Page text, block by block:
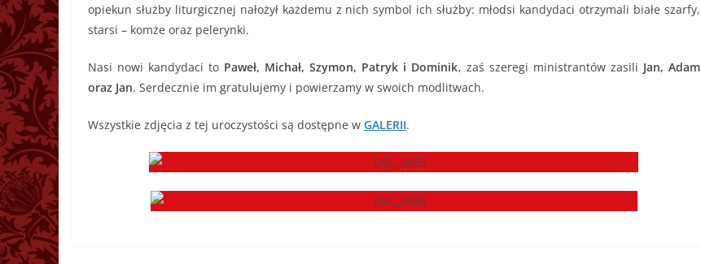
opiekun służby liturgicznej nałożył każdemu z nich symbol ich służby: młodsi kandydaci otrzymali białe szarfy,
starsi – komże oraz pelerynki.
Nasi nowi kandydaci to Paweł, Michał, Szymon, Patryk i Dominik, zaś szeregi ministrantów zasili Jan, Adam
oraz Jan. Serdecznie im gratulujemy i powierzamy w swoich modlitwach.
Wszystkie zdjęcia z tej uroczystości są dostępne w GALERII.